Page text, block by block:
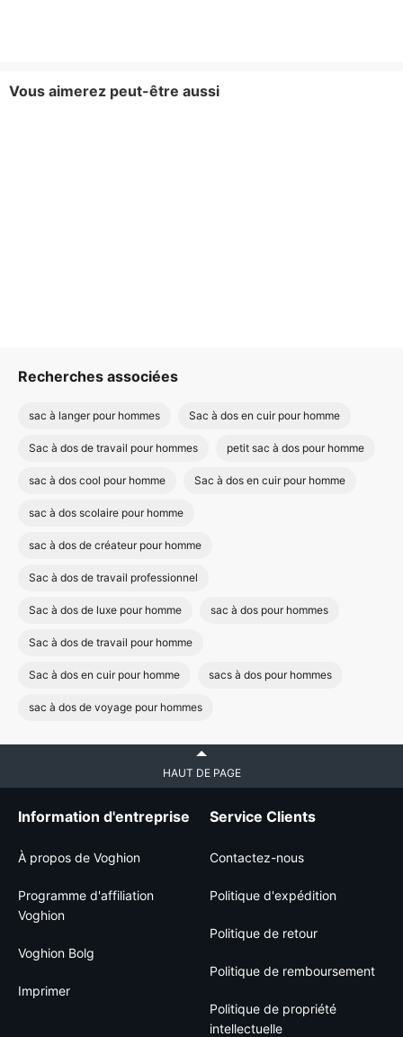
Vous aimerez peut-être aussi
Recherches associées
sac à langer pour hommes Sac à dos en cuir pour homme
Sac à dos de travail pour hommes petit sac à dos pour homme
sac à dos cool pour homme Sac à dos en cuir pour homme
sac à dos scolaire pour homme
sac à dos de créateur pour homme
Sac à dos de travail professionnel
Sac à dos de luxe pour homme sac à dos pour hommes
Sac à dos de travail pour homme
Sac à dos en cuir pour homme sacs à dos pour hommes
sac à dos de voyage pour hommes
HAUT DE PAGE
Information d'entreprise
À propos de Voghion
Programme d'affiliation
Voghion
Voghion Bolg
Imprimer
Service Clients
Contactez-nous
Politique d'expédition
Politique de retour
Politique de remboursement
Politique de propriété
intellectuelle